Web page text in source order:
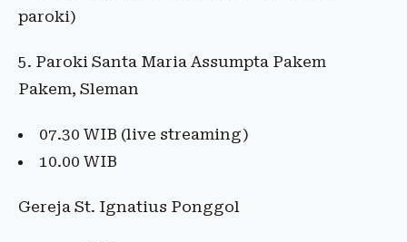
paroki)
5. Paroki Santa Maria Assumpta Pakem
Pakem, Sleman
07.30 WIB (live streaming)
10.00 WIB
Gereja St. Ignatius Ponggol